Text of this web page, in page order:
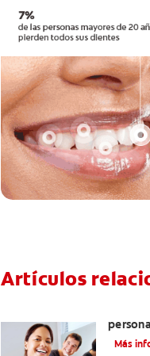
Artículos
Más